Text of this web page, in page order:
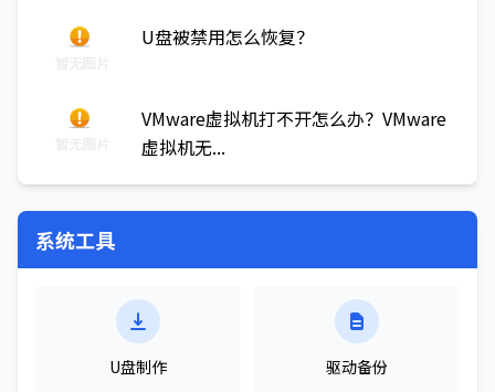
U盘被禁用怎么恢复？
VMware虚拟机打不开怎么办？VMware
虚拟机无...
系统工具
U盘制作 驱动备份